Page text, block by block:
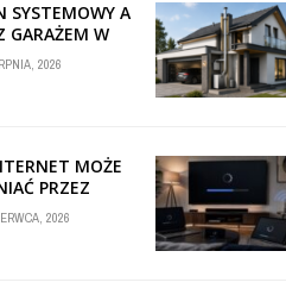
SYSTEMOWY A
GARAŻEM W
JAK STREFA
WPŁYWA
2026
MOŻE
PRZEZ
2026